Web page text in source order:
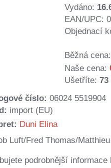
Vydáno:
EAN/UPC:
Objednací
Běžná cena:
Naše cena:
Ušetříte: 73
číslo: 06024 5519904
import (EU)
Duni Elina
Luft/Fred Thomas/
podrobnější